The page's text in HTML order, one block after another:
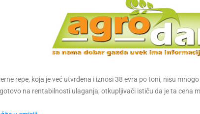
repe, koja je već utvrđena i iznosi 38 evra po toni, nisu
na rentabilnosti ulaganja, otkupljivači ističu da je ta cena